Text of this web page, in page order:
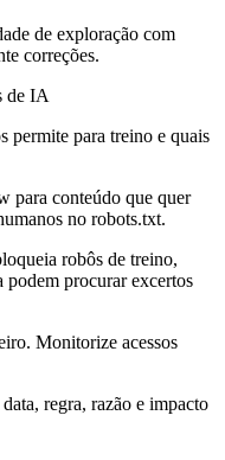
de exploração com
correções.
de IA
permite para treino e quais
para conteúdo que quer
no robots.txt.
robôs de treino,
podem procurar excertos
Monitorize acessos
regra, razão e impacto